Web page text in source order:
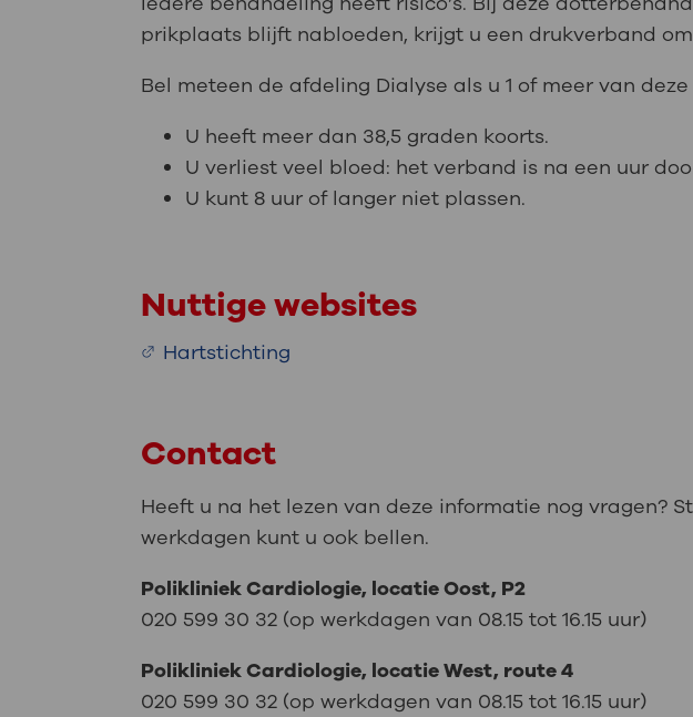
prikplaats blijft nabloeden, krijgt u een drukverband
Bel meteen de afdeling Dialyse als u 1 of meer van
U heeft meer dan 38,5 graden koorts.
U verliest veel bloed: het verband is na een uur
U kunt 8 uur of langer niet plassen.
Nuttige websites
Hartstichting
Contact
Heeft u na het lezen van deze informatie nog vragen?
werkdagen kunt u ook bellen.
Polikliniek Cardiologie, locatie Oost, P2
020 599 30 32 (op werkdagen van 08.15 tot 16.15 uur)
Polikliniek Cardiologie, locatie West, route 4
020 599 30 32 (op werkdagen van 08.15 tot 16.15 uur)